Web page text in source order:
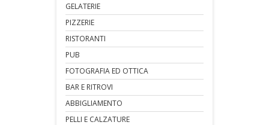
GELATERIE
PIZZERIE
RISTORANTI
PUB
FOTOGRAFIA ED OTTICA
BAR E RITROVI
ABBIGLIAMENTO
PELLI E CALZATURE